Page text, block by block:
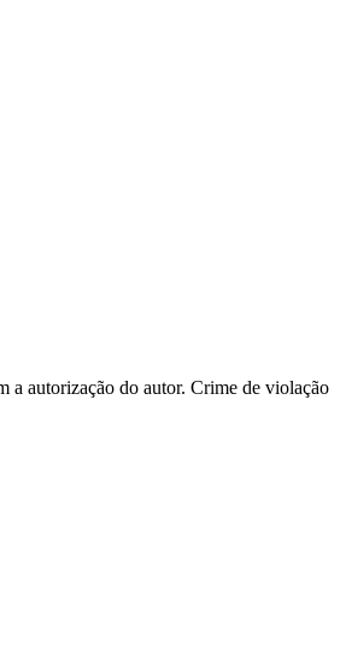
a autorização do autor. Crime de violação